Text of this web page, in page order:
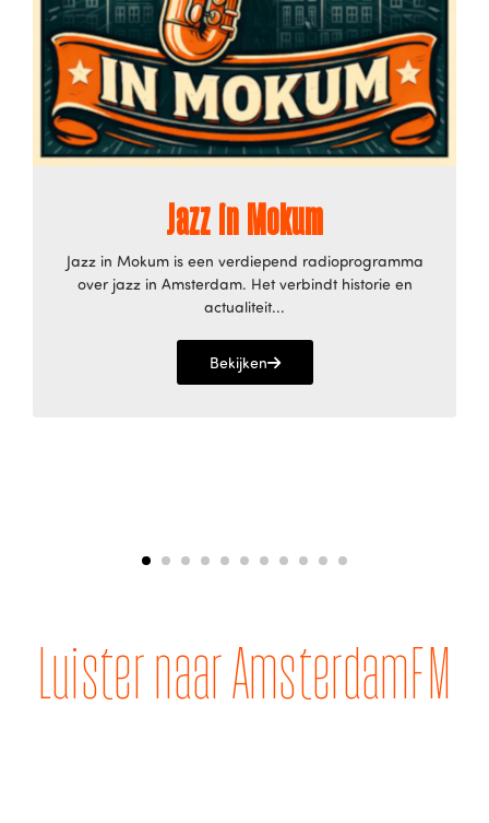
Jazz in Mokum
Jazz in Mokum is een verdiepend radioprogramma
over jazz in Amsterdam. Het verbindt historie en
actualiteit...
Bekijken
Luister naar AmsterdamFM